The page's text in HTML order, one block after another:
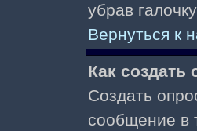
убрав галочку
Вернуться к
Как создать
Создать
сообщение в